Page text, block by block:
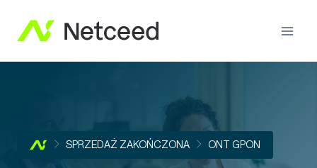
SPRZEDAŻ ZAKOŃCZONA ONT GPON